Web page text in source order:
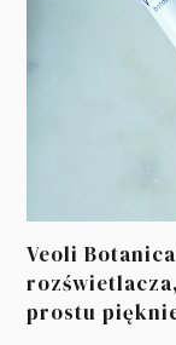
Veoli
prostu